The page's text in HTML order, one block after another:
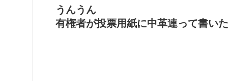
うんうん
有権者が投票用紙に中革連って書い